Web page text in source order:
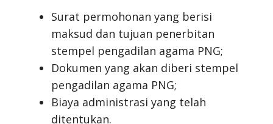
Surat permohonan yang berisi
maksud dan tujuan penerbitan
stempel pengadilan agama PNG;
Dokumen yang akan diberi stempel
pengadilan agama PNG;
Biaya administrasi yang telah
ditentukan.